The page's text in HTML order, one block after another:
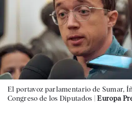
El portavoz parlamentario de Sumar,
Congreso de los Diputados |Europa